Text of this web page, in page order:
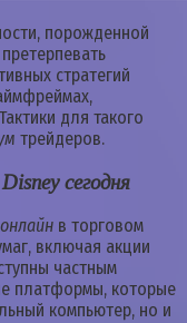
порожденной
стратегий
для такого
трейдеров.
сегодня
онлайн в торговом
включая акции
частным
платформы, которые
компьютер, но и